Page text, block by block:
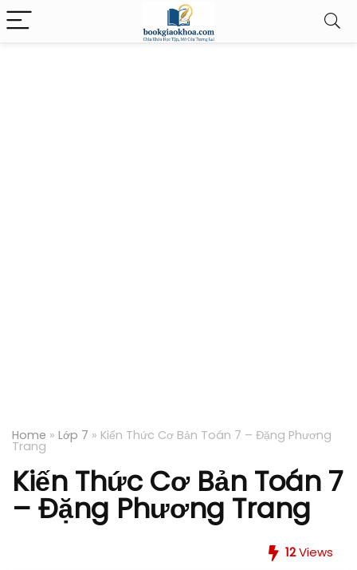
Home » Lớp 7 » Kiến Thức Cơ Bản Toán 7 – Đặng Phương
Trang
Kiến Thức Cơ Bản Toán 7
– Đặng Phương Trang
12Views